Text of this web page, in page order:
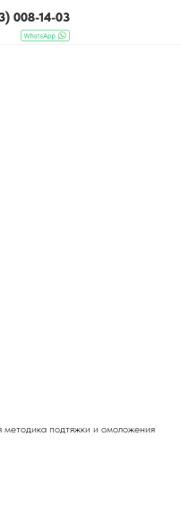
008-14-03
подтяжки и омоложения